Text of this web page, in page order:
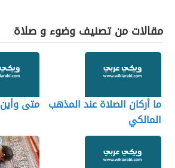
مقالات من تصنيف وضوء و صلاة
ما أركان الصلاة عند المذهب
المالكي
متى